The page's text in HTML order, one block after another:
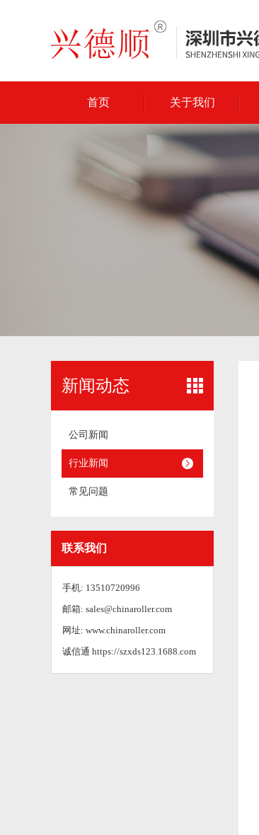
首页 关于我们
新闻动态
公司新闻
行业新闻
常见问题
联系我们
手机: 13510720996
邮箱: sales@chinaroller.com
网址: www.chinaroller.com
诚信通 https://szxds123.1688.com